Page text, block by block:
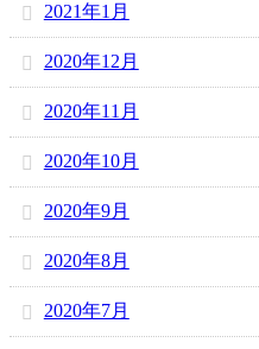
2021年1月
2020年12月
2020年11月
2020年10月
2020年9月
2020年8月
2020年7月